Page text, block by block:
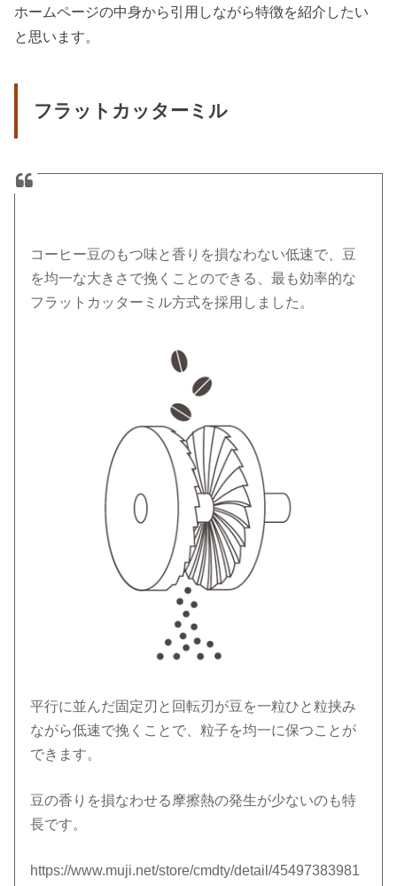
ホームページの中身から引用しながら特徴を紹介したい
と思います。
フラットカッターミル
コーヒー豆のもつ味と香りを損なわない低速で、豆
を均一な大きさで挽くことのできる、最も効率的な
フラットカッターミル方式を採用しました。
平行に並んだ固定刃と回転刃が豆を一粒ひと粒挟み
ながら低速で挽くことで、粒子を均一に保つことが
できます。
豆の香りを損なわせる摩擦熱の発生が少ないのも特
長です。
https://www.muji.net/store/cmdty/detail/45497383981